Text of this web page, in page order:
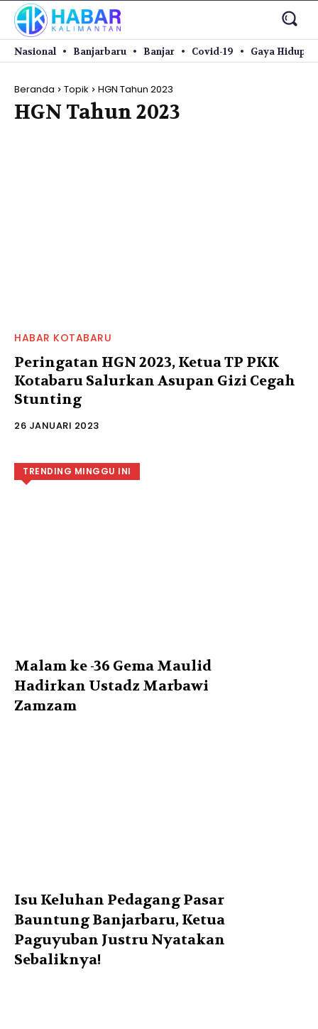
Nasional Banjarbaru Banjar Covid-19 Gaya Hidup
Beranda Topik HGN Tahun 2023
HGN Tahun 2023
HABAR KOTABARU
Peringatan HGN 2023, Ketua TP PKK
Kotabaru Salurkan Asupan Gizi Cegah
Stunting
26 JANUARI 2023
TRENDING MINGGU INI
Malam ke -36 Gema Maulid
Hadirkan Ustadz Marbawi
Zamzam
Isu Keluhan Pedagang Pasar
Bauntung Banjarbaru, Ketua
Paguyuban Justru Nyatakan
Sebaliknya!